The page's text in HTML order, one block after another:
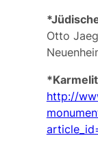
Otto
http://